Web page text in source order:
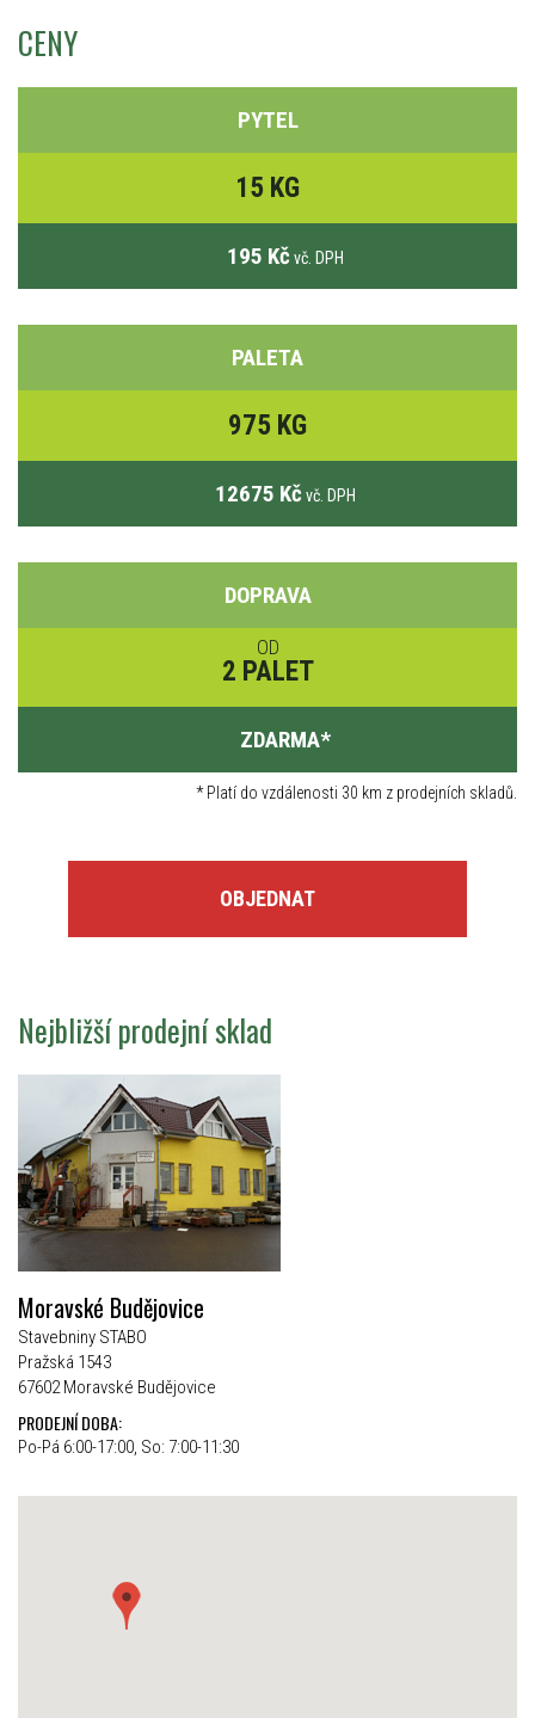
CENY
PYTEL
15 KG
195 Kč vč. DPH
PALETA
975 KG
12675 Kč vč. DPH
DOPRAVA
OD
2 PALET
ZDARMA*
*Platí do vzdálenosti 30 km z prodejních skladů.
OBJEDNAT
Nejbližší prodejní sklad
Moravské Budějovice
Stavebniny STABO
Pražská 1543
67602 Moravské Budějovice
PRODEJNÍ DOBA:
Po-Pá 6:00-17:00, So: 7:00-11:30